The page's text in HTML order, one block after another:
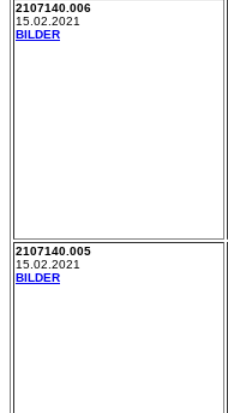
2107140.006
15.02.2021
BILDER
2107140.005
15.02.2021
BILDER